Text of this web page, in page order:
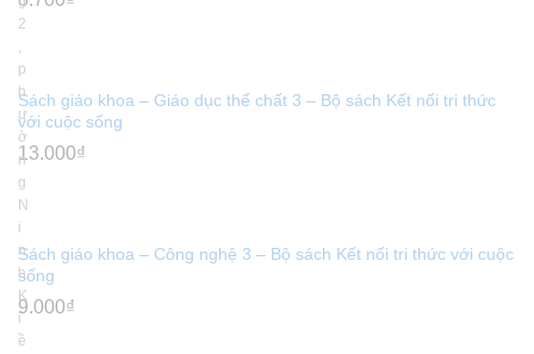
Sách giáo khoa – Giáo dục thể chất 3 – Bộ sách Kết nối tri thức
với cuộc sống
13.000₫
Sách giáo khoa – Công nghệ 3 – Bộ sách Kết nối tri thức với cuộc
sống
9.000₫
2
,
p
h
ư
ờ
n
g
N
i
n
h
K
i
ề